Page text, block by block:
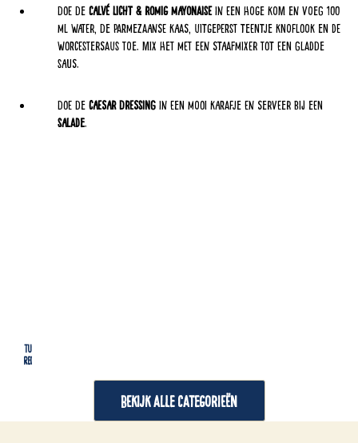
Doe de Calvé Licht & Romig mayonaisein een hoge kom en voeg 100
ml water, de Parmezaanse kaas, uitgeperst teentje knoflook en de
worcestersaus toe. Mix het met een staafmixer tot een gladde
saus.
Doe de caesar dressing in een mooi karafje en serveer bij een
salade.
Tussendoortjes
Recepten
BEKIJK ALLE CATEGORIEËN